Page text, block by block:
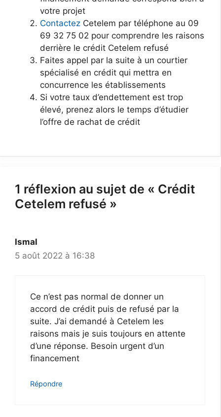
votre projet
Contactez Cetelem par téléphone au 09
69 32 75 02 pour comprendre les raisons
derrière le crédit Cetelem refusé
Faites appel par la suite à un courtier
spécialisé en crédit qui mettra en
concurrence les établissements
Si votre taux d’endettement est trop
élevé, prenez alors le temps d’étudier
l’offre de rachat de crédit
1 réflexion au sujet de « Crédit
Cetelem refusé »
Ismal
5 août 2022 à 16:38
Ce n’est pas normal de donner un
accord de crédit puis de refusé par la
suite. J’ai demandé à Cetelem les
raisons mais je suis toujours en attente
d’une réponse. Besoin urgent d’un
financement
Répondre